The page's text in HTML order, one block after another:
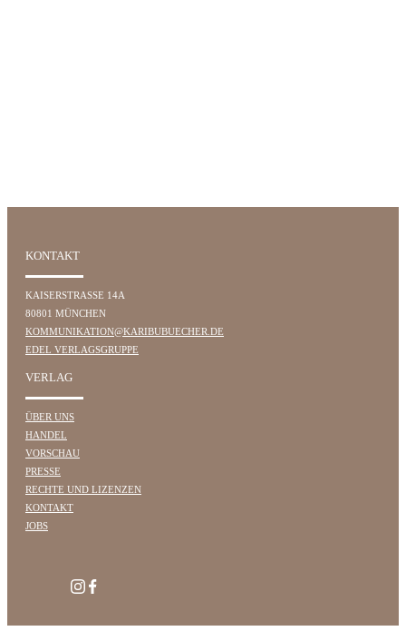
KONTAKT
KAISERSTRASSE 14A
80801 MÜNCHEN
KOMMUNIKATION@KARIBUBUECHER.DE
EDEL VERLAGSGRUPPE
VERLAG
ÜBER UNS
HANDEL
VORSCHAU
PRESSE
RECHTE UND LIZENZEN
KONTAKT
JOBS